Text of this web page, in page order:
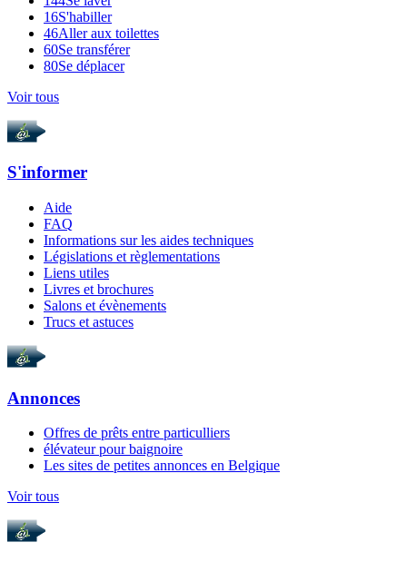
16S'habiller
46Aller aux toilettes
60Se transférer
80Se déplacer
Voir tous
S'informer
Aide
FAQ
Informations sur les aides techniques
Législations et règlementations
Liens utiles
Livres et brochures
Salons et évènements
Trucs et astuces
Annonces
Offres de prêts entre particulliers
élévateur pour baignoire
Les sites de petites annonces en Belgique
Voir tous